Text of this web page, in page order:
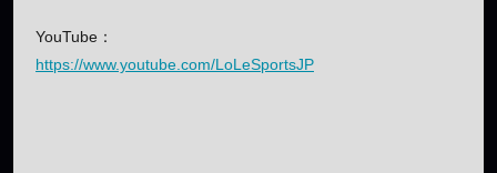
YouTube：
https://www.youtube.com/LoLeSportsJP